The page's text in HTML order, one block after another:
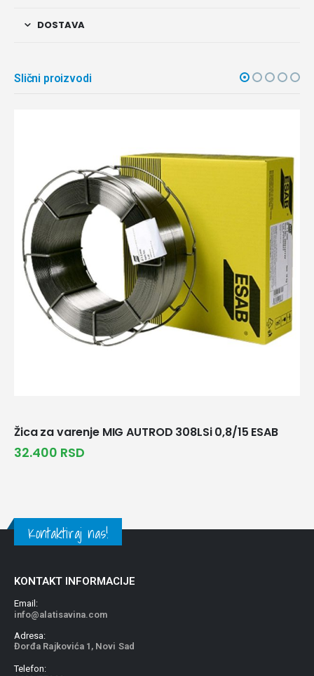
DOSTAVA
Slični proizvodi
Žica za varenje MIG AUTROD 308LSi 0,8/15 ESAB
32.400 RSD
Kontaktiraj nas!
KONTAKT INFORMACIJE
Email:
info@alatisavina.com
Adresa:
Đorđa Rajkovića 1, Novi Sad
Telefon: